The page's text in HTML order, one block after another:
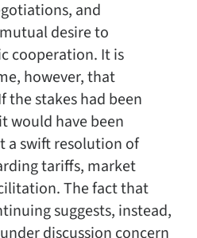
and
desire to
cooperation. It is
however, that
the stakes had been
would have been
a swift resolution of
tariffs, market
The fact that
suggests, instead,